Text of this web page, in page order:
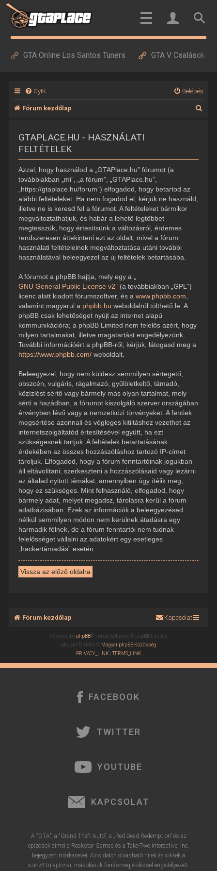
GTA Online Los Santos Tuners GTA V Csalások
GyIK Belépés
Fórum kezdőlap
GTAPLACE.HU - HASZNÁLATI
FELTÉTELEK
Azzal, hogy használod a „GTAPlace.hu” fórumot (a
továbbiakban „mi”, „a fórum”, „GTAPlace.hu”,
„https://gtaplace.hu/forum”) elfogadod, hogy betartod az
alábbi feltételeket. Ha nem fogadod el, kérjük ne használd,
illetve ne is keresd fel a fórumot. A feltételeket bármikor
megváltoztathatjuk, és habár a lehető legtöbbet
megtesszük, hogy értesítsünk a változásról, érdemes
rendszeresen áttekinteni ezt az oldalt, mivel a fórum
használati feltételeinek megváltoztatása utáni további
használatával beleegyezel az új feltételek betartásába.
A fórumot a phpBB hajtja, mely egy a „
GNU General Public License v2” (a továbbiakban „GPL”)
licenc alatt kiadott fórumszoftver, és a www.phpbb.com
valamint magyarul a phpbb.hu weboldalról tölthető le. A
phpBB csak lehetőséget nyújt az internet alapú
kommunikációra; a phpBB Limited nem felelős azért, hogy
milyen tartalmakat, illetve magatartást engedélyezünk.
További információért a phpBB-ről, kérjük, látogasd meg a
https://www.phpbb.com/weboldalt.
Beleegyezel, hogy nem küldesz semmilyen sértegető,
obszcén, vulgáris, rágalmazó, gyűlöletkeltő, támadó,
közízlést sértő vagy bármely más olyan tartalmat, mely
sérti a hazádban, a fórumot kiszolgáló szerver országában
érvényben lévő vagy a nemzetközi törvényeket. A fentiek
megsértése azonnali és végleges kitiltáshoz vezethet az
internetszolgáltatód értesítésével együtt, ha ezt
szükségesnek tartjuk. A feltételek betartatásának
érdekében az összes hozzászóláshoz tartozó IP-címet
tároljuk. Elfogadod, hogy a fórum fenntartóinak jogukban
áll eltávolítani, szerkeszteni a hozzászólásaid vagy lezárni
az általad nyitott témákat, amennyiben úgy ítélik meg,
hogy ez szükséges. Mint felhasználó, elfogadod, hogy
bármely adat, melyet megadsz, tárolásra kerül a fórum
adatbázisában. Ezek az információk a beleegyezésed
nélkül semmilyen módon nem kerülnek átadásra egy
harmadik félnek, de a fórum fenntartói nem tudnak
felelősséget vállalni az adatokért egy esetleges
„hackertámadás” esetén.
Vissza az előző oldalra
Fórum kezdőlap Kapcsolat
Powered by phpBB® Forum Software © phpBB Limited
Magyar fordítás © Magyar phpBB Közösség
PRIVACY_LINK |TERMS_LINK
FACEBOOK
TWITTER
YOUTUBE
KAPCSOLAT
A "GTA", a "Grand Theft Auto", a „Red Dead Redemption” és az
epizódok címei a Rockstar Games és a Take-Two Interactive, Inc.
bejegyzett márkanevei. Az oldalon olvasható hírek és cikkek a
szerző tulajdonai, másolásuk forrásmegjelöléssel engedélyezett.